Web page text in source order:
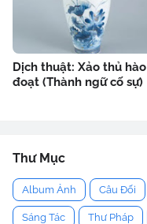
Dịch thuật: Xảo thủ hào
đoạt (Thành ngữ cố sự)
Thư Mục
Album Ảnh Câu Đối
Sáng Tác Thư Pháp